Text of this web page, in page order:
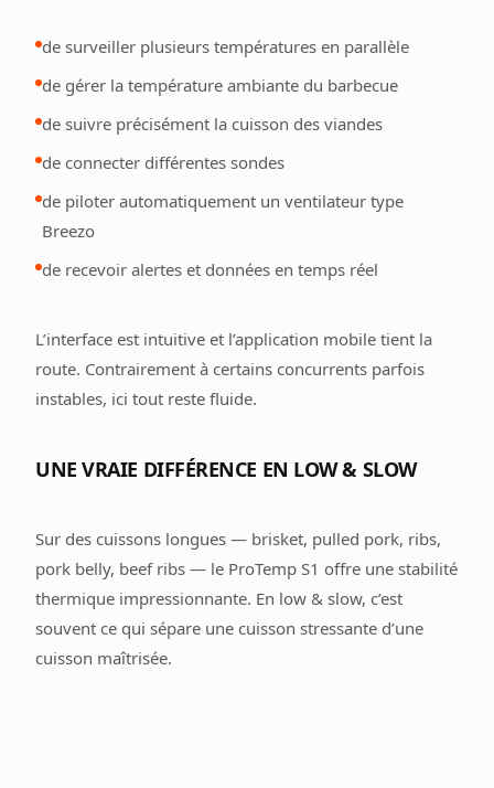
de surveiller plusieurs températures en parallèle
de gérer la température ambiante du barbecue
de suivre précisément la cuisson des viandes
de connecter différentes sondes
de piloter automatiquement un ventilateur type
Breezo
de recevoir alertes et données en temps réel
L’interface est intuitive et l’application mobile tient la
route. Contrairement à certains concurrents parfois
instables, ici tout reste fluide.
UNE VRAIE DIFFÉRENCE EN LOW & SLOW
Sur des cuissons longues — brisket, pulled pork, ribs,
pork belly, beef ribs — le ProTemp S1 offre une stabilité
thermique impressionnante. En low & slow, c’est
souvent ce qui sépare une cuisson stressante d’une
cuisson maîtrisée.